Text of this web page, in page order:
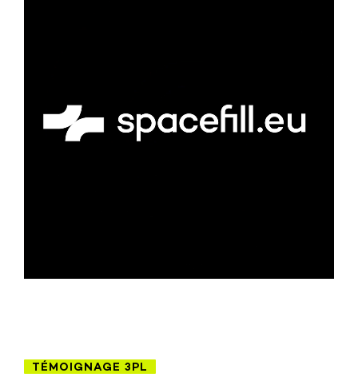
TÉMOIGNAGE 3PL